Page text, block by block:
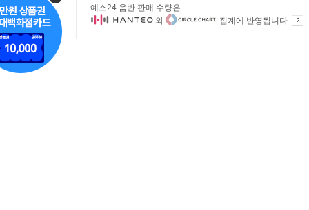
예스24 음반 판매 수량은
와
집계에 반영됩니다.